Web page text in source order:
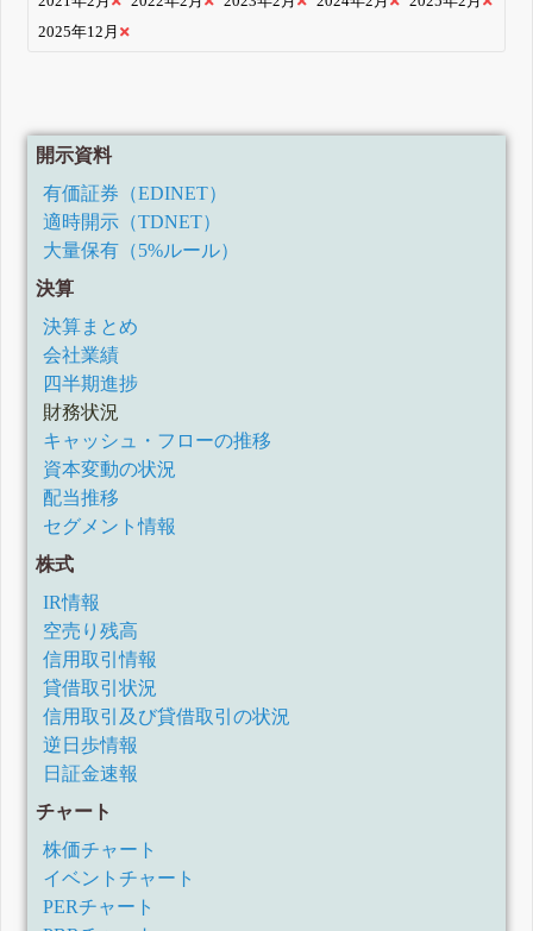
2025年12月
開示資料
有価証券（EDINET）
適時開示（TDNET）
大量保有（5%ルール）
決算
決算まとめ
会社業績
四半期進捗
財務状況
キャッシュ・フローの推移
資本変動の状況
配当推移
セグメント情報
株式
IR情報
空売り残高
信用取引情報
貸借取引状況
信用取引及び貸借取引の状況
逆日歩情報
日証金速報
チャート
株価チャート
イベントチャート
PERチャート